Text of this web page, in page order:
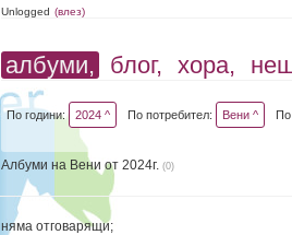
Unlogged (влез)
албуми, блог, хора,
По години: 2024 ^ По потребител: Вени ^
Албуми на Вени от 2024г. (0)
няма отговарящи;